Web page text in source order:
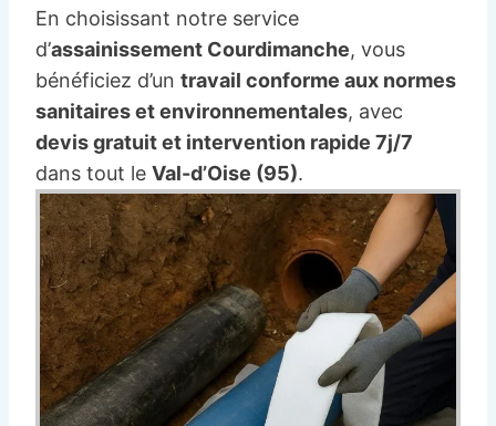
En choisissant notre service
d’assainissement Courdimanche, vous
bénéficiez d’un travail conforme aux normes
sanitaires et environnementales, avec
devis gratuit et intervention rapide 7j/7
dans tout le Val-d’Oise (95).